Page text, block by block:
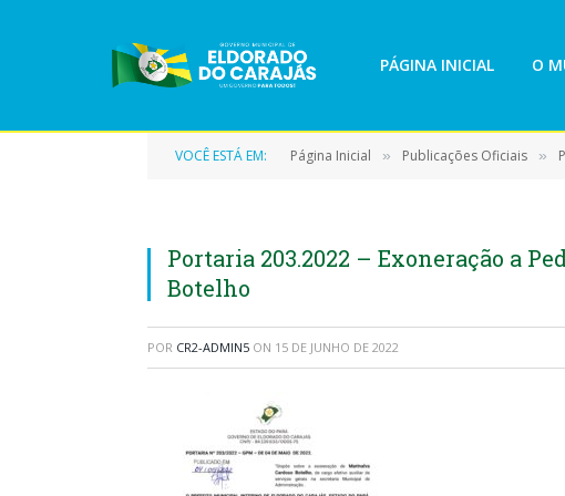
PÁGINA INICIAL O
VOCÊ ESTÁ EM: Página Inicial » Publicações Oficiais »
Portaria 203.2022 – Exoneração a
Botelho
POR CR2-ADMIN5 ON 15 DE JUNHO DE 2022